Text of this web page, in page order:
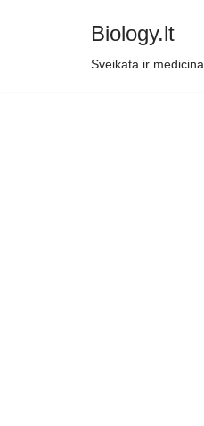
Biology.lt
Sveikata ir medicina